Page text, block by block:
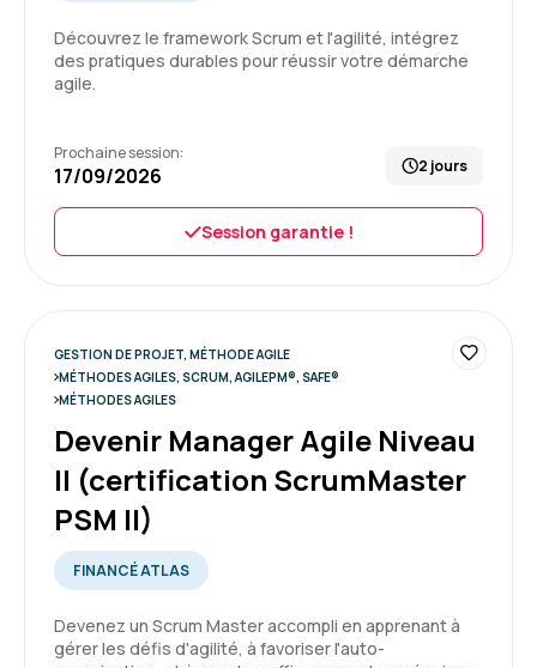
5
Très bonne organisation, formateur, locaux et
équipements agréables.
niveau II (certification ProductOwner PSPO II)
Bonne expérience, ludique, échanges faciles
Formation : Devenir Responsable de Produit Agile
niveau II (certification ProductOwner PSPO II)
Découvrez le framework Scrum et l'agilité, intégrez
des pratiques durables pour réussir votre démarche
agile.
Prochaine session:
17/09/2026 2 jours
Session garantie !
GESTION DE PROJET, MÉTHODE AGILE
MÉTHODES AGILES, SCRUM, AGILEPM®, SAFE®
MÉTHODES AGILES
Devenir Manager Agile Niveau
II (certification ScrumMaster
PSM II)
FINANCÉ ATLAS
Devenez un Scrum Master accompli en apprenant à
gérer les défis d'agilité, à favoriser l'auto-